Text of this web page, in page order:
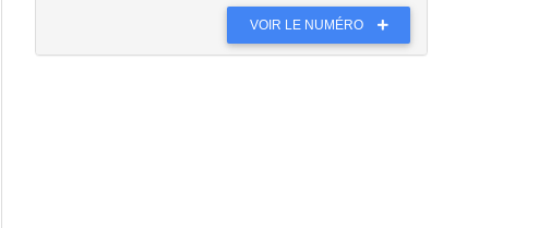
VOIR LE NUMÉRO